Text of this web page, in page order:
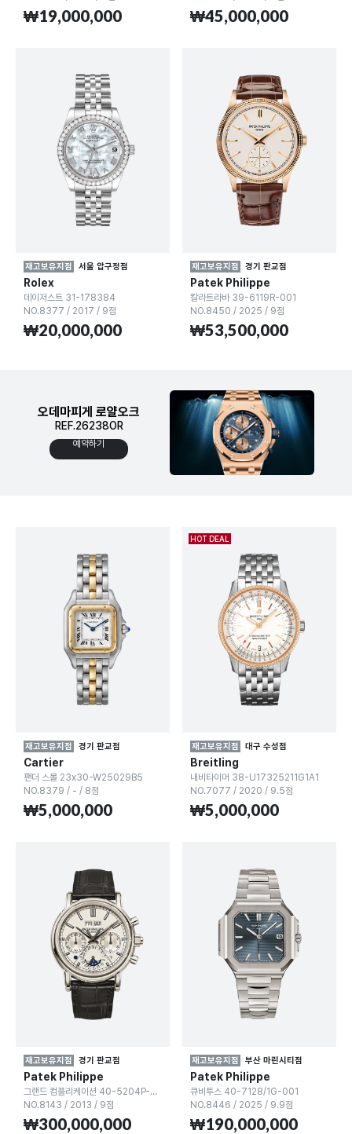
₩19,000,000 ₩45,000,000
재고보유지점 서울 압구정점
Rolex
데이저스트 31-178384
NO.8377 / 2017 / 9점
₩20,000,000
재고보유지점 경기 판교점
Patek Philippe
칼라트라바 39-6119R-001
NO.8450 / 2025 / 9점
₩53,500,000
오데마피게 로얄오크
REF.26238OR
예약하기
재고보유지점 경기 판교점
Cartier
팬더 스몰 23x30-W25029B5
NO.8379 / - / 8점
₩5,000,000
HOT DEAL
재고보유지점 대구 수성점
Breitling
내비타이머 38-U17325211G1A1
NO.7077 / 2020 / 9.5점
₩5,000,000
재고보유지점 경기 판교점
Patek Philippe
그랜드 컴플리케이션 40-5204P-001
NO.8143 / 2013 / 9점
₩300,000,000
재고보유지점 부산 마린시티점
Patek Philippe
큐비투스 40-7128/1G-001
NO.8446 / 2025 / 9.9점
₩190,000,000